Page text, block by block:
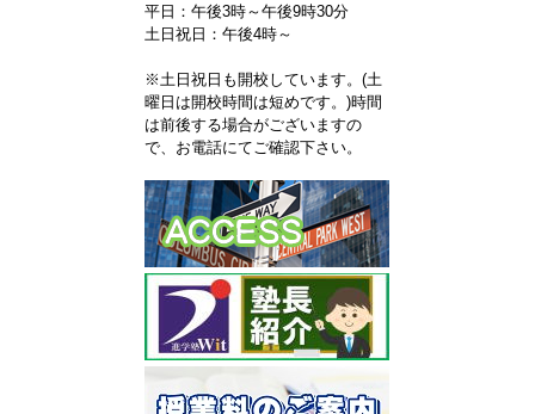
平日：午後3時～午後9時30分
土日祝日：午後4時～
※土日祝日も開校しています。(土
曜日は開校時間は短めです。)時間
は前後する場合がございますの
で、お電話にてご確認下さい。